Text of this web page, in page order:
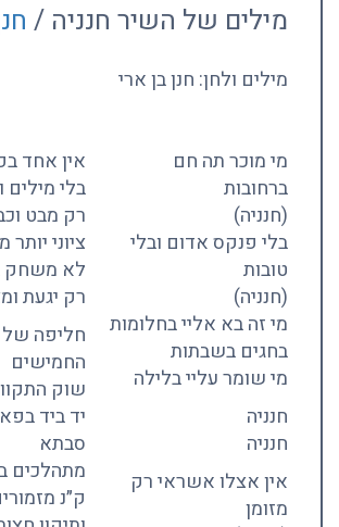
מילים של השיר חנניה /
מילים ולחן: חנן בן ארי
מי מוכר תה חם
ברחובות
(חנניה)
בלי פנקס אדום ובלי
טובות
(חנניה)
מי זה בא אליי בחלומות
בחגים בשבתות
מי שומר עליי בלילה
חנניה
חנניה
אין אצלו אשראי רק
מזומן
אין אחד
בלי מילים
רק מבט
ציוני יותר
לא משחק
רק יגעת
חליפה
החמישים
שוק
יד ביד
סבתא
מתהלכים
ק״נ